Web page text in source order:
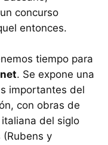
concurso
entonces.
tiempo para
. Se expone una
importantes del
con obras de
del siglo
(Rubens y